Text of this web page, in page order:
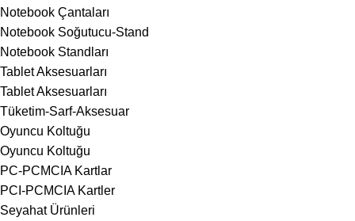
Notebook Çantaları
Notebook Soğutucu-Stand
Notebook Standları
Tablet Aksesuarları
Tablet Aksesuarları
Tüketim-Sarf-Aksesuar
Oyuncu Koltuğu
Oyuncu Koltuğu
PC-PCMCIA Kartlar
PCI-PCMCIA Kartler
Seyahat Ürünleri